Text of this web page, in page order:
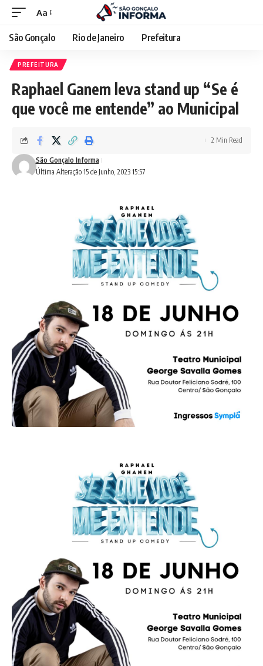
Aa
São Gonçalo Rio de Janeiro Prefeitura
PREFEITURA
Raphael Ganem leva stand up “Se é
que você me entende” ao Municipal
Última Alteração 15 de Junho, 2023 15:57
São Gonçalo Informa
2 Min Read